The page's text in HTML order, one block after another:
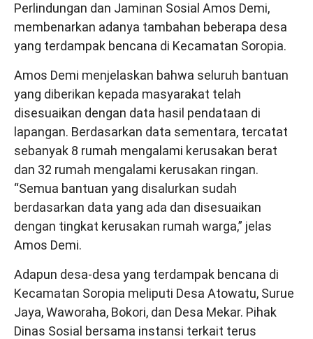
Perlindungan dan Jaminan Sosial Amos Demi,
membenarkan adanya tambahan beberapa desa
yang terdampak bencana di Kecamatan Soropia.
Amos Demi menjelaskan bahwa seluruh bantuan
yang diberikan kepada masyarakat telah
disesuaikan dengan data hasil pendataan di
lapangan. Berdasarkan data sementara, tercatat
sebanyak 8 rumah mengalami kerusakan berat
dan 32 rumah mengalami kerusakan ringan.
“Semua bantuan yang disalurkan sudah
berdasarkan data yang ada dan disesuaikan
dengan tingkat kerusakan rumah warga,” jelas
Amos Demi.
Adapun desa-desa yang terdampak bencana di
Kecamatan Soropia meliputi Desa Atowatu, Surue
Jaya, Waworaha, Bokori, dan Desa Mekar. Pihak
Dinas Sosial bersama instansi terkait terus